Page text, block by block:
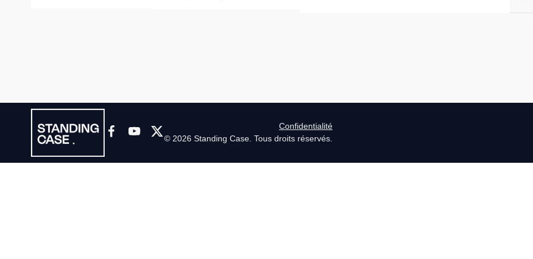
Confidentialité
© 2026 Standing Case. Tous droits réservés.